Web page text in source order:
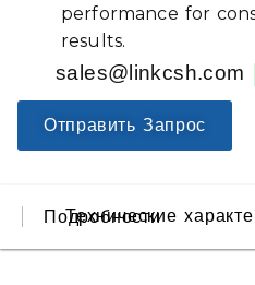
performance for
results.
sales@linkcsh.com
Отправить Запрос
Подробности
Технические